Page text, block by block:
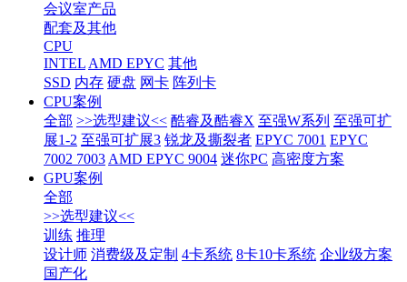
会议室产品
配套及其他
CPU
INTEL AMD EPYC 其他
SSD 内存 硬盘 网卡 阵列卡
CPU案例
全部 >>选型建议<< 酷睿及酷睿X 至强W系列 至强可扩
展1-2 至强可扩展3 锐龙及撕裂者 EPYC 7001 EPYC
7002 7003 AMD EPYC 9004 迷你PC 高密度方案
GPU案例
全部
>>选型建议<<
训练 推理
设计师 消费级及定制 4卡系统 8卡10卡系统 企业级方案
国产化